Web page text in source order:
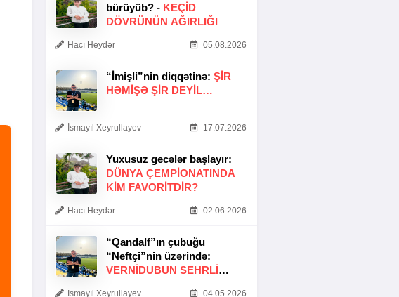
bürüyüb? - KEÇID
DÖVRÜNÜN AĞIRLIĞI
Hacı Heydər 05.08.2026
“İmişli”nin diqqətinə: ŞIR
HƏMIŞƏ ŞIR DEYIL…
İsmayıl Xeyrullayev 17.07.2026
Yuxusuz gecələr başlayır:
DÜNYA ÇEMPIONATINDA
KIM FAVORITDIR?
Hacı Heydər 02.06.2026
“Qandalf”ın çubuğu
“Neftçi”nin üzərində:
VERNİDUBUN SEHRLİ
İsmayıl Xeyrullayev 04.05.2026